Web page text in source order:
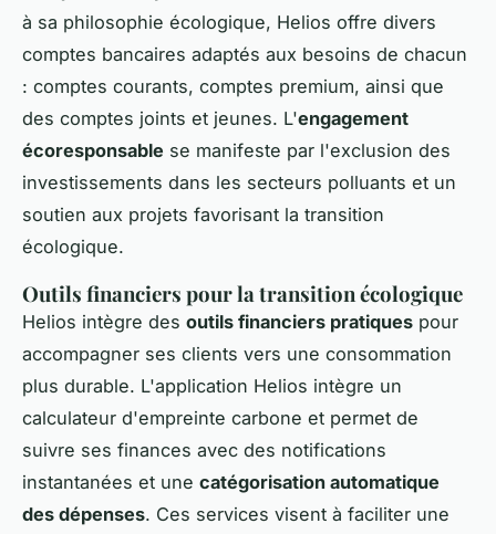
à sa philosophie écologique, Helios offre divers
comptes bancaires adaptés aux besoins de chacun
: comptes courants, comptes premium, ainsi que
des comptes joints et jeunes. L'engagement
écoresponsable se manifeste par l'exclusion des
investissements dans les secteurs polluants et un
soutien aux projets favorisant la transition
écologique.
Outils financiers pour la transition écologique
Helios intègre des outils financiers pratiques pour
accompagner ses clients vers une consommation
plus durable. L'application Helios intègre un
calculateur d'empreinte carbone et permet de
suivre ses finances avec des notifications
instantanées et une catégorisation automatique
des dépenses. Ces services visent à faciliter une